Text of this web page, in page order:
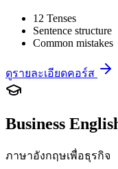
12 Tenses
Sentence structure
Common mistakes
ดูรายละเอียดคอร์ส
Business
ภาษาอังกฤษเพื่อธุรกิจ